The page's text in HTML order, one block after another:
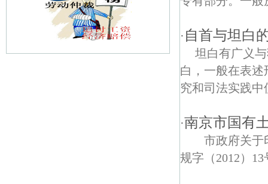
· 自首与坦白
坦白有广义
白，一般在表述
究和司法实践
·南京市国有
市政府关于
规字（2012）